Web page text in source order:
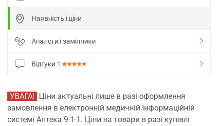
Наявність і ціни
Аналоги і замінники
Відгуки 1
УВАГА! Ціни актуальні лише в разі оформлення
замовлення в електронній медичній інформаційній
системі Аптека 9-1-1. Ціни на товари в разі купівлі